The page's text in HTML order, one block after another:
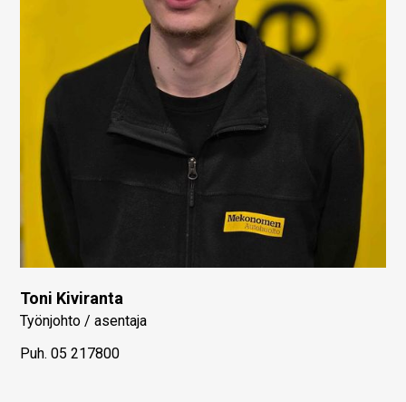
Toni Kiviranta
Työnjohto / asentaja
Puh.05 217800